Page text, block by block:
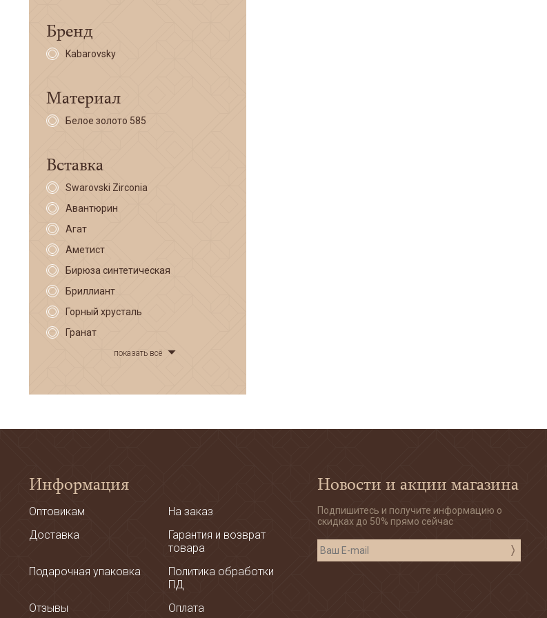
Бренд
Kabarovsky
Материал
Белое золото 585
Вставка
Swarovski Zirconia
Авантюрин
Агат
Аметист
Бирюза синтетическая
Бриллиант
Горный хрусталь
Гранат
показать всё
Информация
Оптовикам
На заказ
Доставка
Гарантия и возврат
товара
Подарочная упаковка
Политика обработки
ПД
Отзывы
Оплата
Новости и акции магазина
Подпишитесь и получите информацию о
скидках до 50% прямо сейчас